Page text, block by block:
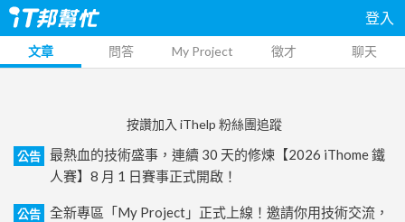
登入
文章 問答 My Project 徵才 聊天
按讚加入 iThelp 粉絲團追蹤
公告
最熱血的技術盛事，連續 30 天的修煉【2026 iThome 鐵
人賽】8 月 1 日賽事正式開啟！
公告
全新專區「My Project」正式上線！邀請你用技術交流，